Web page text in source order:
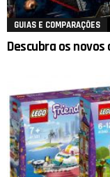
GUIAS E COMPARAÇÕES
Descubra os